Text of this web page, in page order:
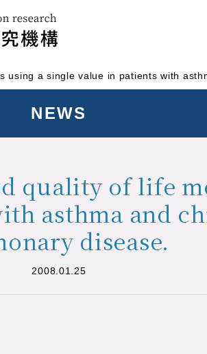
a single value in patients with
NEWS
quality of life
asthma and
disease.
2008.01.25